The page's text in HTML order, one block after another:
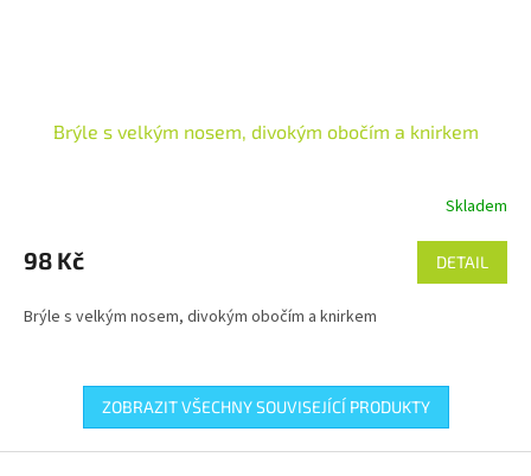
Brýle s velkým nosem, divokým obočím a knirkem
Skladem
98 Kč DETAIL
Brýle s velkým nosem, divokým obočím a knirkem
ZOBRAZIT VŠECHNY SOUVISEJÍCÍ PRODUKTY